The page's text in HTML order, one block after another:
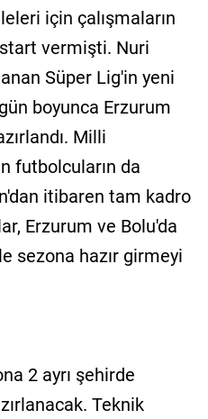
için çalışmaların
vermişti. Nuri
Süper Lig'in yeni
boyunca Erzurum
Milli
futbolcuların da
itibaren tam kadro
Erzurum ve Bolu'da
sezona hazır girmeyi
2 ayrı şehirde
Teknik